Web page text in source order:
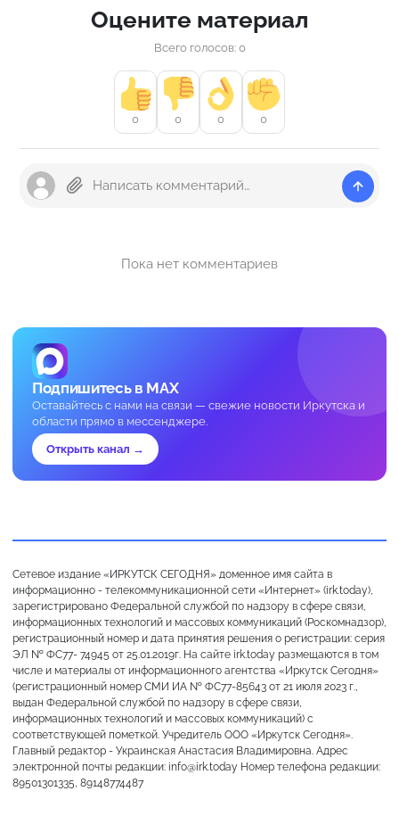
Оцените материал
Всего голосов: 0
0 0 0 0
Пока нет комментариев
Подпишитесь в MAX
Оставайтесь с нами на связи — свежие новости Иркутска и
области прямо в мессенджере.
Открыть канал →
Сетевое издание «ИРКУТСК СЕГОДНЯ» доменное имя сайта в
информационно - телекоммуникационной сети «Интернет» (irk.today),
зарегистрировано Федеральной службой по надзору в сфере связи,
информационных технологий и массовых коммуникаций (Роскомнадзор),
регистрационный номер и дата принятия решения о регистрации: серия
ЭЛ № ФС77- 74945 от 25.01.2019г. На сайте irk.today размещаются в том
числе и материалы от информационного агентства «Иркутск Сегодня»
(регистрационный номер СМИ ИА № ФС77-85643 от 21 июля 2023 г.,
выдан Федеральной службой по надзору в сфере связи,
информационных технологий и массовых коммуникаций) с
соответствующей пометкой. Учредитель ООО «Иркутск Сегодня».
Главный редактор - Украинская Анастасия Владимировна. Адрес
электронной почты редакции: info@irk.today Номер телефона редакции:
89501301335, 89148774487